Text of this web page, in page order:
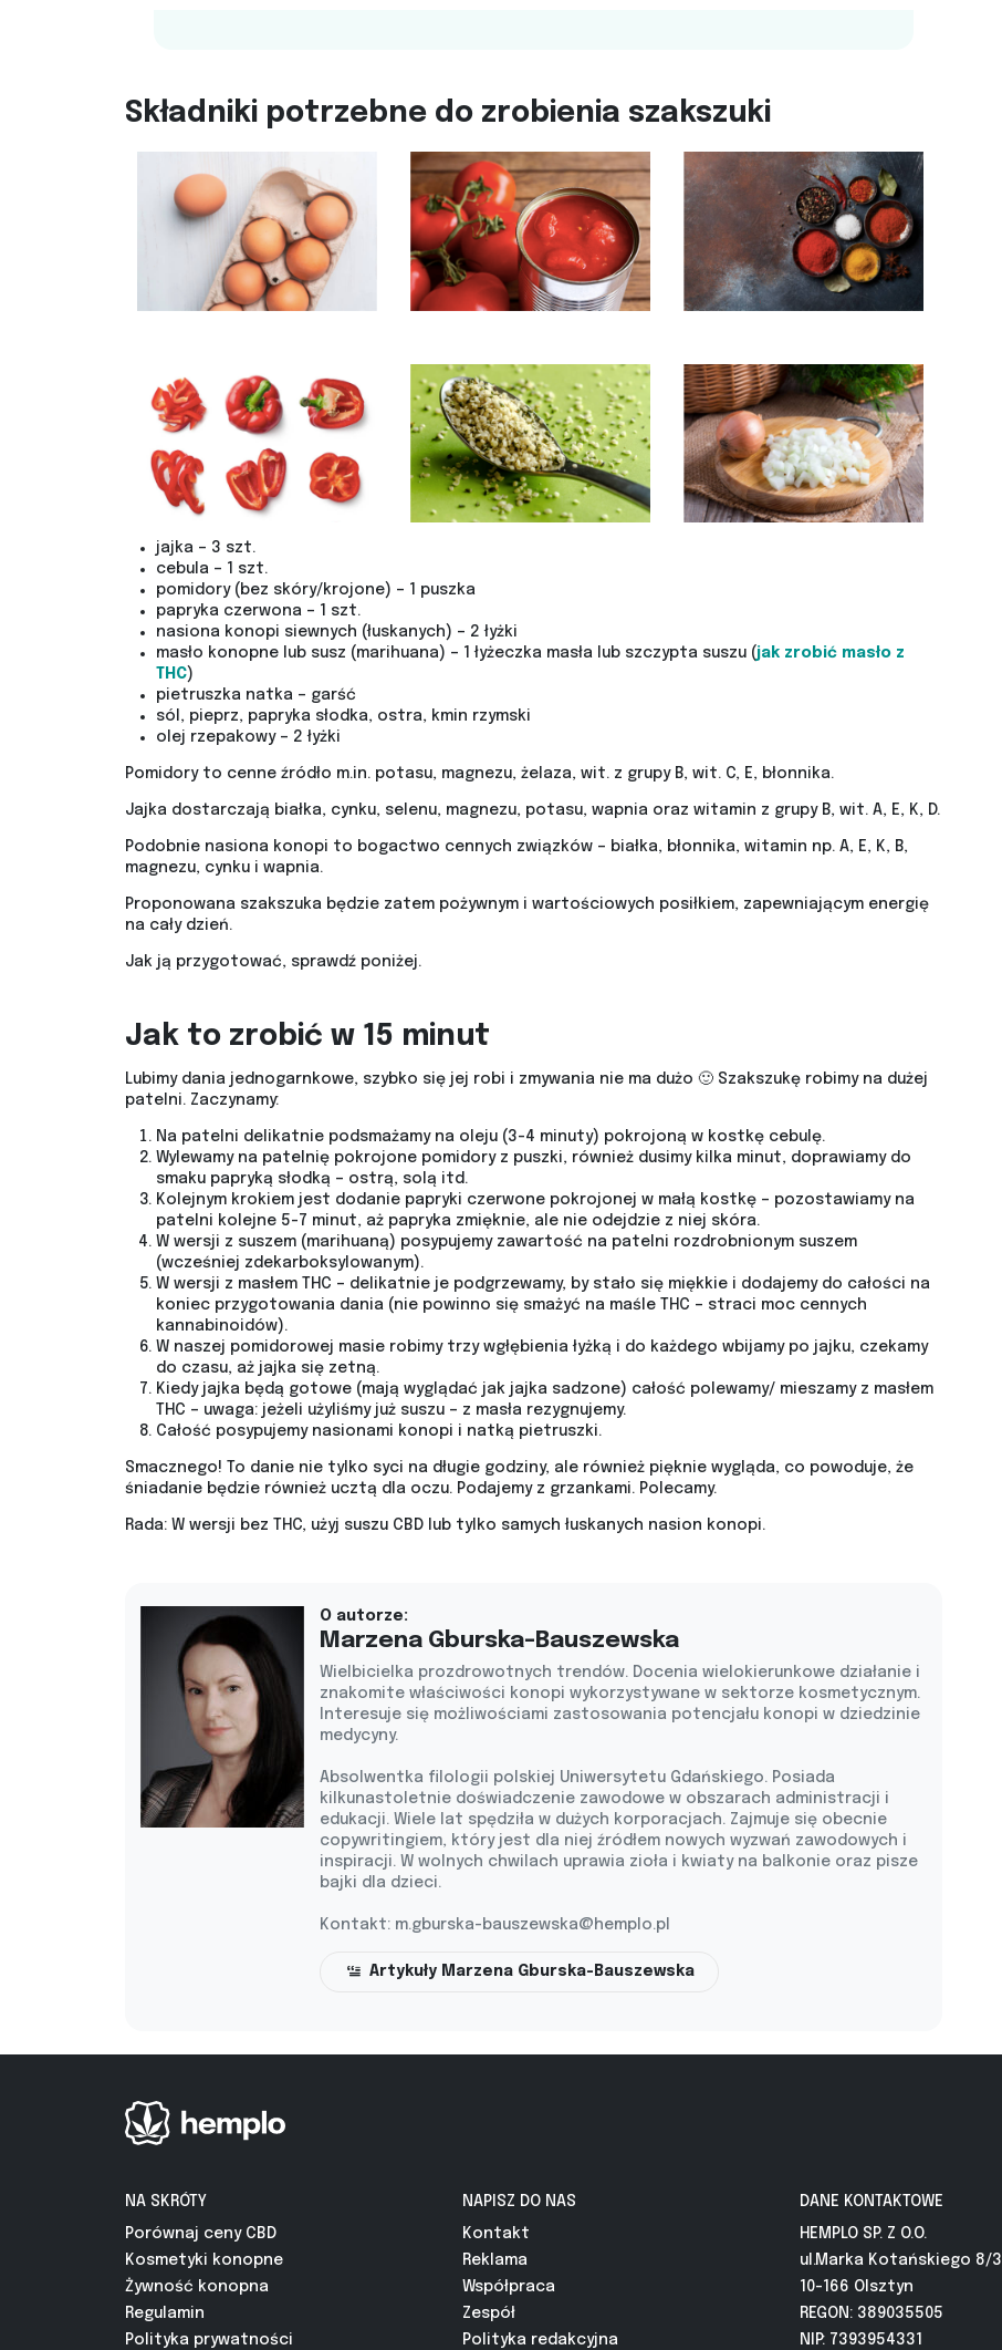
Składniki potrzebne do zrobienia szakszuki
jajka – 3 szt.
cebula – 1 szt.
pomidory (bez skóry/krojone) – 1 puszka
papryka czerwona – 1 szt.
nasiona konopi siewnych (łuskanych) – 2 łyżki
masło konopne lub susz (marihuana) – 1 łyżeczka masła lub szczypta suszu (jak zrobić masło z
THC)
pietruszka natka – garść
sól, pieprz, papryka słodka, ostra, kmin rzymski
olej rzepakowy – 2 łyżki
Pomidory to cenne źródło m.in. potasu, magnezu, żelaza, wit. z grupy B, wit. C, E, błonnika.
Jajka dostarczają białka, cynku, selenu, magnezu, potasu, wapnia oraz witamin z grupy B, wit. A, E, K, D.
Podobnie nasiona konopi to bogactwo cennych związków – białka, błonnika, witamin np. A, E, K, B,
magnezu, cynku i wapnia.
Proponowana szakszuka będzie zatem pożywnym i wartościowych posiłkiem, zapewniającym energię
na cały dzień.
Jak ją przygotować, sprawdź poniżej.
Jak to zrobić w 15 minut
Lubimy dania jednogarnkowe, szybko się jej robi i zmywania nie ma dużo 🙂 Szakszukę robimy na dużej
patelni. Zaczynamy:
Na patelni delikatnie podsmażamy na oleju (3-4 minuty) pokrojoną w kostkę cebulę.
Wylewamy na patelnię pokrojone pomidory z puszki, również dusimy kilka minut, doprawiamy do
smaku papryką słodką – ostrą, solą itd.
Kolejnym krokiem jest dodanie papryki czerwone pokrojonej w małą kostkę – pozostawiamy na
patelni kolejne 5-7 minut, aż papryka zmięknie, ale nie odejdzie z niej skóra.
W wersji z suszem (marihuaną) posypujemy zawartość na patelni rozdrobnionym suszem
(wcześniej zdekarboksylowanym).
W wersji z masłem THC – delikatnie je podgrzewamy, by stało się miękkie i dodajemy do całości na
koniec przygotowania dania (nie powinno się smażyć na maśle THC – straci moc cennych
kannabinoidów).
W naszej pomidorowej masie robimy trzy wgłębienia łyżką i do każdego wbijamy po jajku, czekamy
do czasu, aż jajka się zetną.
Kiedy jajka będą gotowe (mają wyglądać jak jajka sadzone) całość polewamy/ mieszamy z masłem
THC – uwaga: jeżeli użyliśmy już suszu – z masła rezygnujemy.
Całość posypujemy nasionami konopi i natką pietruszki.
Smacznego! To danie nie tylko syci na długie godziny, ale również pięknie wygląda, co powoduje, że
śniadanie będzie również ucztą dla oczu. Podajemy z grzankami. Polecamy.
Rada: W wersji bez THC, użyj suszu CBD lub tylko samych łuskanych nasion konopi.
O autorze:
Marzena Gburska-Bauszewska
Wielbicielka prozdrowotnych trendów. Docenia wielokierunkowe działanie i
znakomite właściwości konopi wykorzystywane w sektorze kosmetycznym.
Interesuje się możliwościami zastosowania potencjału konopi w dziedzinie
medycyny.
Absolwentka filologii polskiej Uniwersytetu Gdańskiego. Posiada
kilkunastoletnie doświadczenie zawodowe w obszarach administracji i
edukacji. Wiele lat spędziła w dużych korporacjach. Zajmuje się obecnie
copywritingiem, który jest dla niej źródłem nowych wyzwań zawodowych i
inspiracji. W wolnych chwilach uprawia zioła i kwiaty na balkonie oraz pisze
bajki dla dzieci.
Kontakt: m.gburska-bauszewska@hemplo.pl
Artykuły Marzena Gburska-Bauszewska
NA SKRÓTY
Porównaj ceny CBD
Kosmetyki konopne
Żywność konopna
Regulamin
Polityka prywatności
NAPISZ DO NAS
Kontakt
Reklama
Współpraca
Zespół
Polityka redakcyjna
DANE KONTAKTOWE
HEMPLO SP. Z O.O.
ul.Marka Kotańskiego 8/3
10-166 Olsztyn
REGON: 389035505
NIP: 7393954331